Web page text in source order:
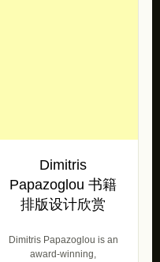
Dimitris
Papazoglou 书籍
排版设计欣赏
Dimitris Papazoglou is an
award-winning,